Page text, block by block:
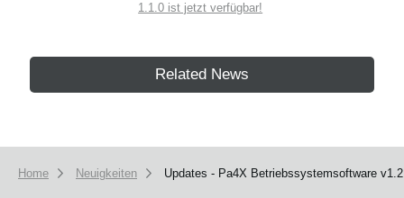
1.1.0 ist jetzt verfügbar!
Related News
Home Neuigkeiten Updates - Pa4X Betriebssystemsoftware